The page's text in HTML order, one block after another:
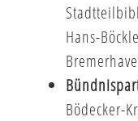
Hans-
Bödecker-